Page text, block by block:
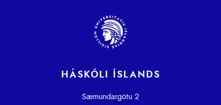
HÁSKÓLI ÍSLANDS
Sæmundargötu 2